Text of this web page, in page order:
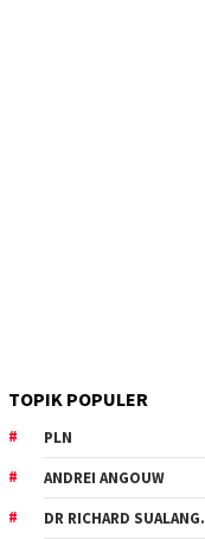
TOPIK POPULER
PLN
ANDREI ANGOUW
DR RICHARD SUALANG.